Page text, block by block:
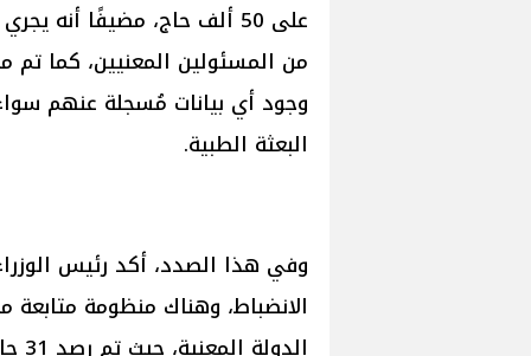
على 50 ألف حاج، مضيفًا أنه
من المسئولين المعنيين، كما تم
وجود أي بيانات مُسجلة عنهم
البعثة الطبية.
وفي هذا الصدد، أكد رئيس
الانضباط، وهناك منظومة